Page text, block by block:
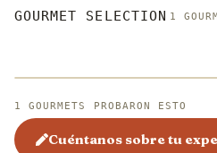
GOURMET SELECTION 1
1 GOURMETS PROBARON ESTO
Cuéntanos sobre tu